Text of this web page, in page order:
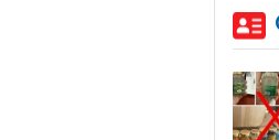
Công an Thanh
tìm bị hại trong vụ
án sản xuất, buôn